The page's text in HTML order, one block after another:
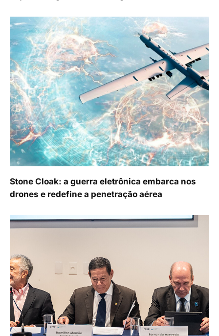
Stone Cloak: a guerra eletrônica embarca nos
drones e redefine a penetração aérea